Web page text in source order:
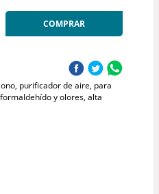
COMPRAR
purificador de aire, para
y olores, alta